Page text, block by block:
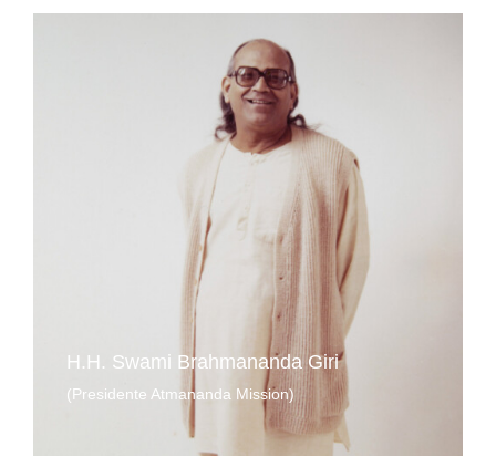
H.H. Swami Brahmananda Giri
(Presidente Atmananda Mission)